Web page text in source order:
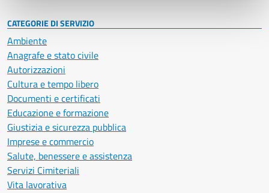
CATEGORIE DI SERVIZIO
Ambiente
Anagrafe e stato civile
Autorizzazioni
Cultura e tempo libero
Documenti e certificati
Educazione e formazione
Giustizia e sicurezza pubblica
Imprese e commercio
Salute, benessere e assistenza
Servizi Cimiteriali
Vita lavorativa